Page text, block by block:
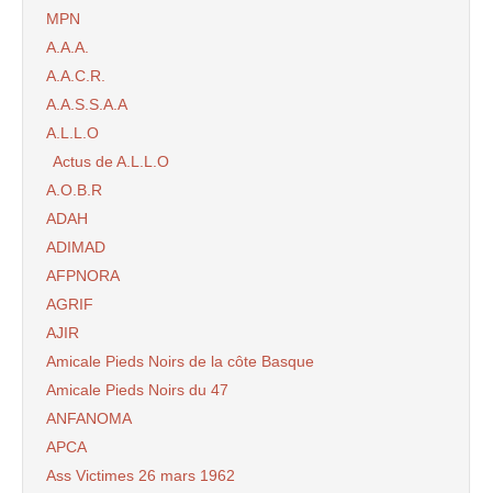
MPN
A.A.A.
A.A.C.R.
A.A.S.S.A.A
A.L.L.O
Actus de A.L.L.O
A.O.B.R
ADAH
ADIMAD
AFPNORA
AGRIF
AJIR
Amicale Pieds Noirs de la côte Basque
Amicale Pieds Noirs du 47
ANFANOMA
APCA
Ass Victimes 26 mars 1962